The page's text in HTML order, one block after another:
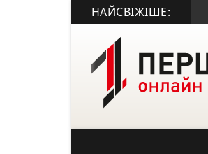
НАЙСВІЖІШЕ: